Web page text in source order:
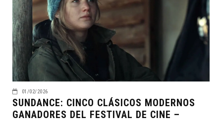
01/02/2026
SUNDANCE: CINCO CLÁSICOS MODERNOS
GANADORES DEL FESTIVAL DE CINE –